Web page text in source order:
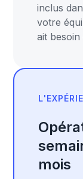
inclus
votre
ait
mois